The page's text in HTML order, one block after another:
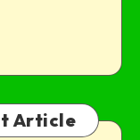
Article